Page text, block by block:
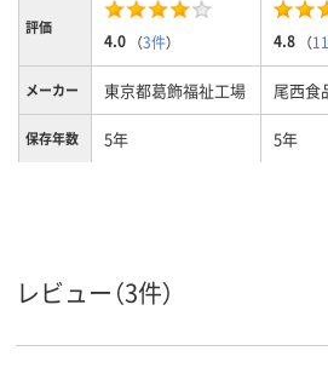
評価
4.0 （3件） 4.8 （
メーカー 東京都葛飾福祉工場 尾西食
保存年数 5年 5年
レビュー（3件）